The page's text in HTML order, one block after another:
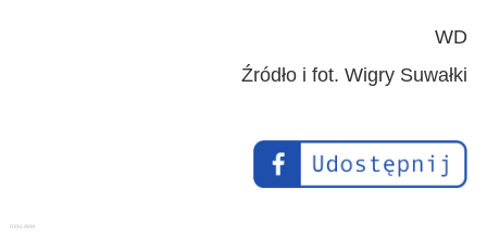
WD
Źródło i fot. Wigry Suwałki